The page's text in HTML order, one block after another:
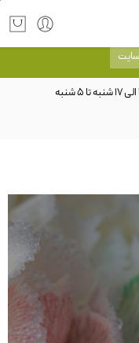
بسته بندی خود شرکت لانگ لایف
شیشه و بسته بندی را ملاحظه